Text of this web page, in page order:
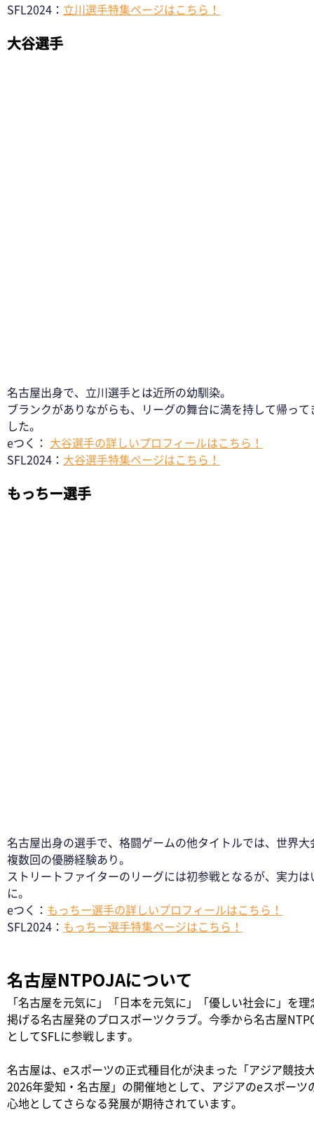
SFL2024： 立川選手特集ページはこちら！
大谷選手
名古屋出身で、立川選手とは近所の幼馴染。
ブランクがありながらも、リーグの舞台に満を持して帰って
した。
eつく： 大谷選手の詳しいプロフィールはこちら！
SFL2024： 大谷選手特集ページはこちら！
もっちー選手
名古屋出身の選手で、格闘ゲームの他タイトルでは、世界大
複数回の優勝経験あり。
ストリートファイターのリーグには初参戦となるが、実力は
に。
eつく： もっちー選手の詳しいプロフィールはこちら！
SFL2024： もっちー選手特集ページはこちら！
名古屋NTPOJAについて
「名古屋を元気に」「日本を元気に」「優しい社会に」を理
掲げる名古屋発のプロスポーツクラブ。今季から名古屋
としてSFLに参戦します。
名古屋は、eスポーツの正式種目化が決まった「アジア競技
2026年愛知・名古屋」の開催地として、アジアのeスポーツ
心地としてさらなる発展が期待されています。